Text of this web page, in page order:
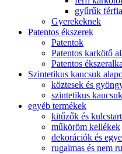
gyűrűk
Gyerekeknek
Patentos ékszerek
Patentok
Patentos karkötő
Patentos
Szintetikus kaucsuk
köztesek és
szintetikus
egyéb termékek
kitűzők és
műköröm kellékek
dekorációk és
rugalmas és nem